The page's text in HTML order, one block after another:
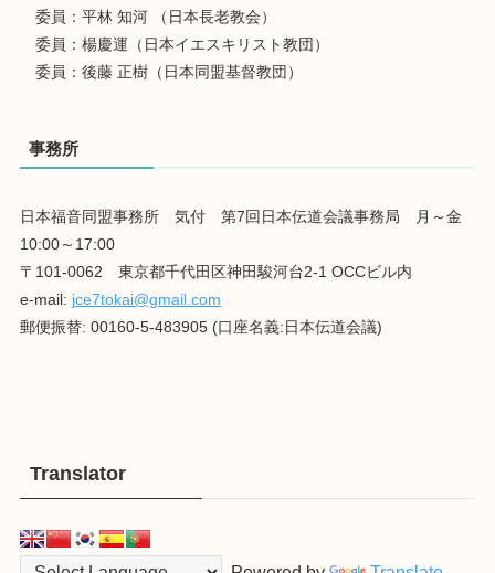
委員：平林 知河 （日本長老教会）
委員：楊慶運（日本イエスキリスト教団）
委員：後藤 正樹（日本同盟基督教団）
事務所
日本福音同盟事務所 気付 第7回日本伝道会議事務局 月～金
10:00～17:00
〒101-0062 東京都千代田区神田駿河台2-1 OCCビル内
e-mail: jce7tokai@gmail.com
郵便振替: 00160-5-483905 (口座名義:日本伝道会議)
Translator